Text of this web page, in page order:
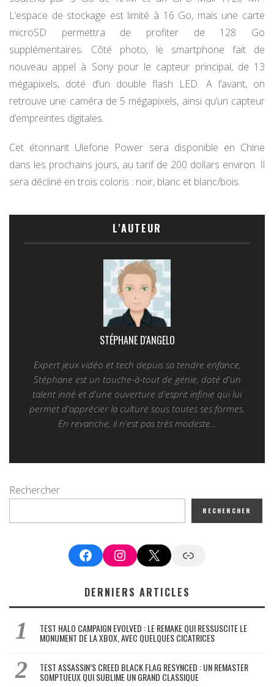
L’espace de stockage est limité à 16 Go, mais une carte
microSD permettra de profiter de 128 Go
supplémentaires. Côté photo, le smartphone fait de
nouveau appel à Sony pour le capteur principal, de 13
mégapixels, doté d’un double flash LED. A l’avant, on
retrouve une caméra de 5 mégapixels, ainsi qu’un capteur
d’empreintes digitales.
Cet étonnant Ulefone Power sera disponible en Chine
dans les prochains jours, au tarif de 200 dollars environ. Il
sera décliné en trois coloris : noir, blanc et blanc/bois.
L'AUTEUR
STÉPHANE D'ANGELO
Expert jeux vidéo et tech depuis sa tendre enfance,
Stéphane est un touche-à-tout de génie, doté d'un
talent inné et d'une ouverture d'esprit infinie qui lui
permet d'apprécier la culture sous toutes ses formes.
En revanche, il n'est pas très modeste...
Rechercher
RECHERCHER
FacebookInstagram
X Google News
DERNIERS ARTICLES
TEST HALO CAMPAIGN EVOLVED : LE REMAKE QUI RESSUSCITE LE
MONUMENT DE LA XBOX, AVEC QUELQUES CICATRICES
TEST ASSASSIN’S CREED BLACK FLAG RESYNCED : UN REMASTER
SOMPTUEUX QUI SUBLIME UN GRAND CLASSIQUE